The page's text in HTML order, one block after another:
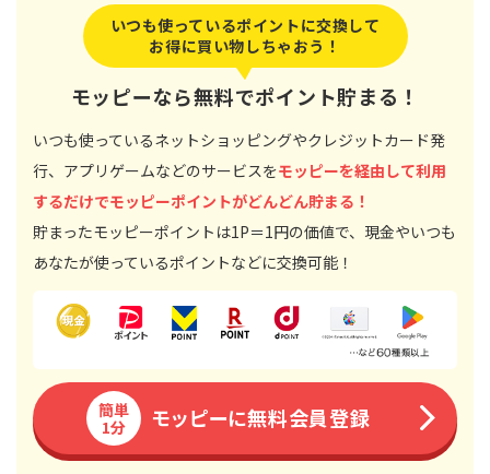
いつも使っているポイントに交換して
お得に買い物しちゃおう！
モッピーなら無料でポイント貯まる！
いつも使っているネットショッピングやクレジットカード発
行、アプリゲームなどのサービスをモッピーを経由して利用
するだけでモッピーポイントがどんどん貯まる！
貯まったモッピーポイントは1P＝1円の価値で、現金やいつも
あなたが使っているポイントなどに交換可能！
簡単
1分
モッピーに無料会員登録